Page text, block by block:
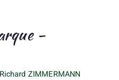
-
ZIMMERMANN